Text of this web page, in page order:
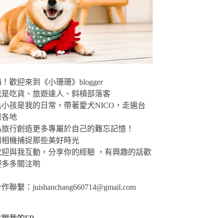
歡迎來到《小珊珊》blogger
是吃貨、旅遊達人、斜槓部落客
小孩是我的日常，帶著愛犬NICO，走遍台
各地
行創造更多專屬於自己的難忘記憶！
相機捕捉那些美好時光
迎與我互動，分享你的經驗 ，有興趣的話歡
多多關注喲
作聯繫：juishanchang660714@gmail.com